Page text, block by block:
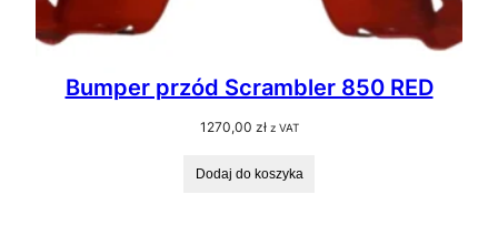
Bumper przód Scrambler 850 RED
1270,00 zł z VAT
Dodaj do koszyka